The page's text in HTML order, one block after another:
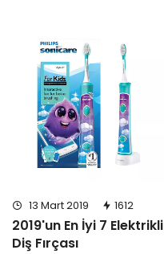
13 Mart 2019 1612
2019'un En İyi 7 Elektrikli
Diş Fırçası